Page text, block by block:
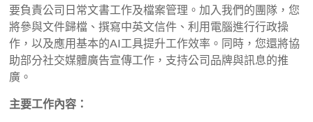
為
客
戶
提
供
司
要負責公司日常文書工作及檔案管理。加入我們的團隊，您
將參與文件歸檔、撰寫中英文信件、利用電腦進行行政操
作，以及應用基本的AI工具提升工作效率。同時，您還將協
助部分社交媒體廣告宣傳工作，支持公司品牌與訊息的推
廣。
主要工作內容：